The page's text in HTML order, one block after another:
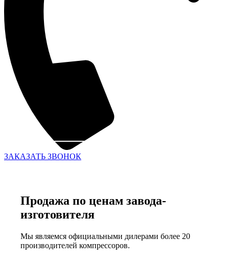
ЗАКАЗАТЬ ЗВОНОК
Продажа по ценам завода-
изготовителя
Мы являемся официальными дилерами более 20
производителей компрессоров.